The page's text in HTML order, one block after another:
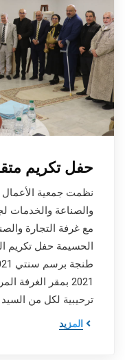
حفل تكريم
نظمت جمعية الأعمال
والصناعة والخدمات
مع غرفة التجارة
الحسيمة حفل تكريم
2021 بمقر الغرفة
ترحيبية لكل من
المزيد